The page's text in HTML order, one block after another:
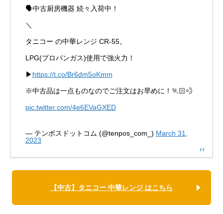
🗣中古厨房機器 続々入荷中！
＼
タニコー の中華レンジ CR-55。
LPG(プロパンガス)使用で強火力！
▶ https://t.co/Br6dm5oKmm
※中古品は一点ものなのでご注文はお早めに！🏃🏻💨
pic.twitter.com/4e6EVaGXED
— テンポスドットコム (@tenpos_com_) March 31,
2023
【中古】タニコー 中華レンジ はこちら